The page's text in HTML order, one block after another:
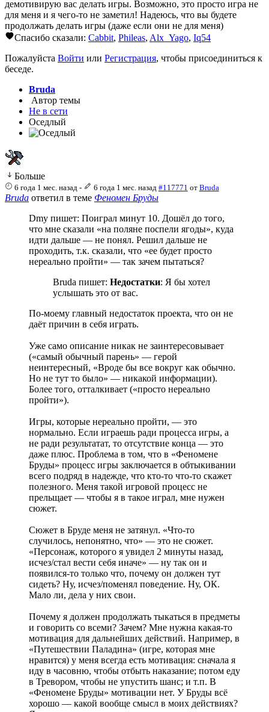
демотивирую вас делать игры. Возможно, это просто игра не
для меня и я чего-то не заметил! Надеюсь, что вы будете
продолжать делать игры (даже если они не для меня)
Спасибо сказали: Cabbit, Phileas, Alx_Yago, Iq54
Пожалуйста Войти или Регистрация, чтобы присоединиться к
беседе.
Bruda
Автор темы
Не в сети
Оседлый
Больше
6 года 1 мес. назад - 6 года 1 мес. назад #117771 от Bruda
Bruda ответил в теме Феномен Бруды
Dmy пишет: Поиграл минут 10. Дошёл до того,
что мне сказали «на поляне поспели ягоды», куда
идти дальше — не понял. Решил дальше не
проходить, т.к. сказали, что «ее будет просто
нереально пройти» — так зачем пытаться?
Bruda пишет: Недостатки: Я бы хотел
услышать это от вас.
По-моему главный недостаток проекта, что он не
даёт причин в себя играть.
Уже само описание никак не заинтересовывает
(«самый обычный парень» — герой
неинтересный, «Вроде бы все вокруг как обычно.
Но не тут то было» — никакой информации).
Более того, отталкивает («просто нереально
пройти»).
Игры, которые нереально пройти, — это
нормально. Если играешь ради процесса игры, а
не ради результатат, то отсутствие конца — это
даже плюс. Проблема в том, что в «Феномене
Бруды» процесс игры заключается в обтыкивании
всего подряд в надежде, что кто-то что-то скажет
полезного. Меня такой игровой процесс не
прельщает — чтобы я в такое играл, мне нужен
сюжет.
Сюжет в Бруде меня не затянул. «Что-то
случилось, непонятно, что» — это не сюжет.
«Персонаж, которого я увидел 2 минуты назад,
исчез/стал вести себя иначе» — ну так он и
появился-то только что, почему он должен тут
сидеть? Ну, исчез/поменял поведение. Ну, ОК.
Мало ли, дела у них свои.
Почему я должен продолжать тыкаться в предметы
и говорить со всеми? Зачем? Мне нужна какая-то
мотивация для дальнейших действий. Например, в
«Путешествии Паладина» (игре, которая мне
нравится) у меня всегда есть мотивация: сначала я
иду в часовню, чтобы отбыть наказание; потом еду
в Тревором, чтобы не упустить шанс; и т.п. В
«Феномене Бруды» мотивации нет. У Бруды всё
хорошо — какой вообще смысл в моих действиях?